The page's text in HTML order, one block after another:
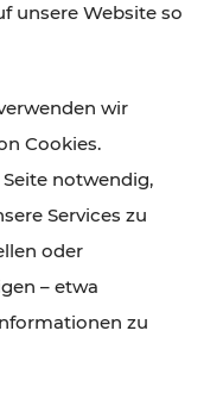
unsere Website so
wir
Cookies.
notwendig,
Services zu
oder
– etwa
zu